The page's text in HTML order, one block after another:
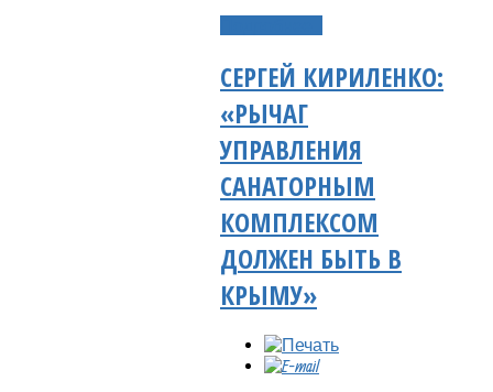
СЕРГЕЙ КИРИЛЕНКО:
«РЫЧАГ
УПРАВЛЕНИЯ
САНАТОРНЫМ
КОМПЛЕКСОМ
ДОЛЖЕН БЫТЬ В
КРЫМУ»